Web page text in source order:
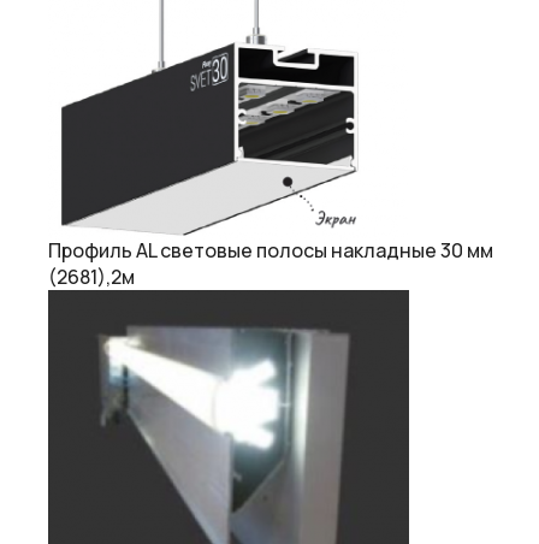
Профиль AL световые полосы накладные 30 мм
(2681),2м